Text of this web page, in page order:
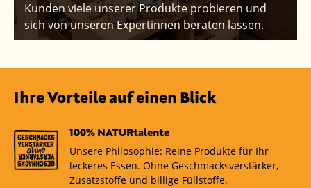
Kunden viele unserer Produkte probieren und
sich von unseren Expertinnen beraten lassen.
Ihre Vorteile auf einen Blick
100% NATURtalente
Unsere Philosophie: Reine Produkte für Ihr
leckeres Essen. Ohne Geschmacksverstärker,
Zusatzstoffe und billige Füllstoffe.